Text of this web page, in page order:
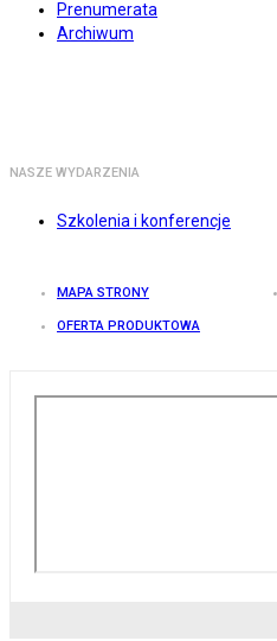
Prenumerata
Archiwum
NASZE WYDARZENIA
Szkolenia i konferencje
MAPA STRONY
OFERTA PRODUKTOWA